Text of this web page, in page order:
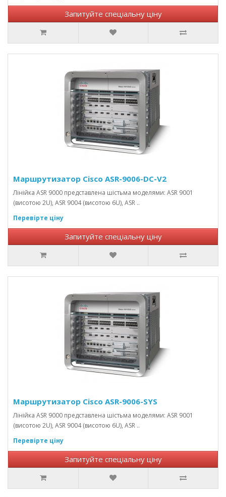
Запитуйте спеціальну ціну
Маршрутизатор Cisco ASR-9006-DC-V2
Лінійка ASR 9000 представлена ​​шістьма моделями: ASR 9001
(висотою 2U), ASR 9004 (висотою 6U), ASR ..
Перевірте ціну
Запитуйте спеціальну ціну
Маршрутизатор Cisco ASR-9006-SYS
Лінійка ASR 9000 представлена ​​шістьма моделями: ASR 9001
(висотою 2U), ASR 9004 (висотою 6U), ASR ..
Перевірте ціну
Запитуйте спеціальну ціну